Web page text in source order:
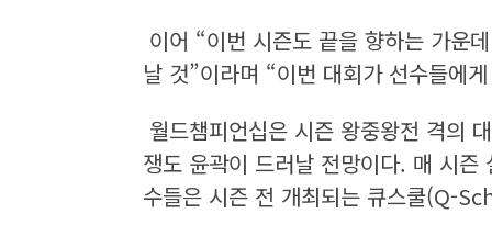
이어 “이번 시즌도 끝을 향하는 가운
날 것”이라며 “이번 대회가 선수들에
월드챔피언십은 시즌 왕중왕전 격의
쟁도 윤곽이 드러날 전망이다. 매 시
수들은 시즌 전 개최되는 큐스쿨(Q-